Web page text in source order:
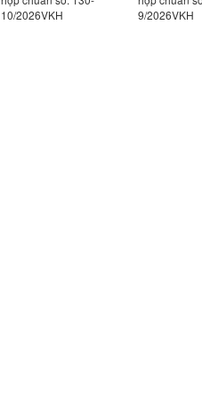
9/2026VKH
171/